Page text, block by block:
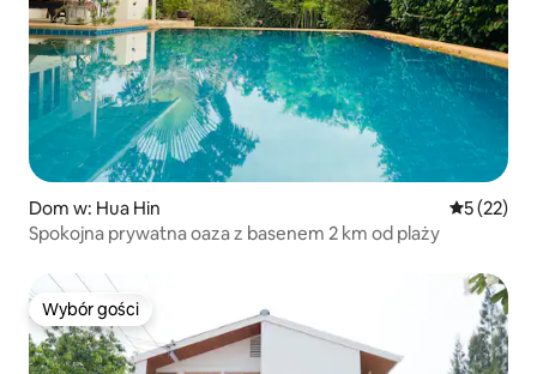
Dom w: Hua Hin Średnia
5 (22)
Spokojna prywatna oaza z basenem 2 km od plaży
Wybór gości
Wybór gości